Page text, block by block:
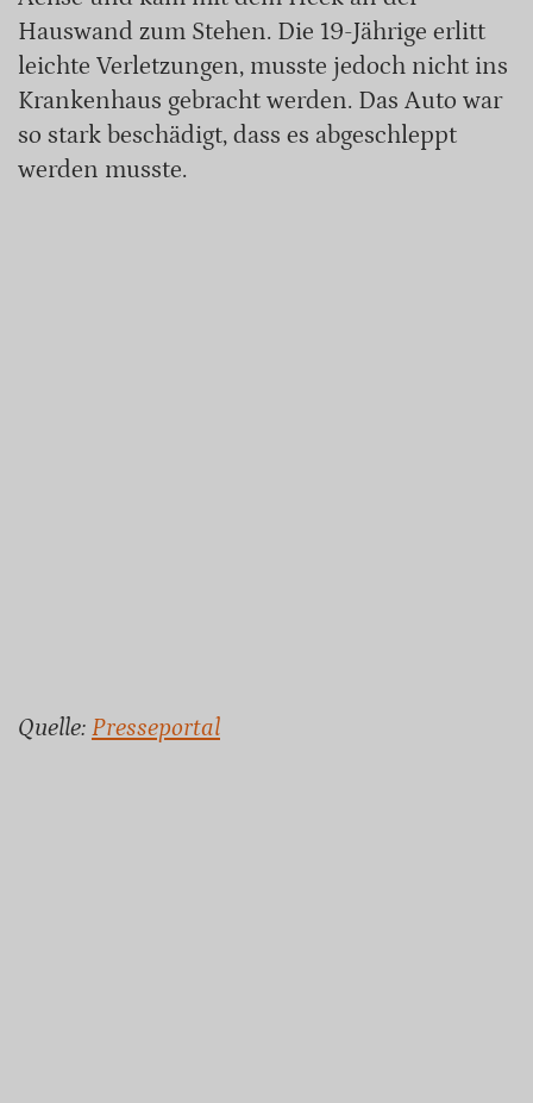
Hauswand zum Stehen. Die 19-Jährige erlitt
leichte Verletzungen, musste jedoch nicht ins
Krankenhaus gebracht werden. Das Auto war
so stark beschädigt, dass es abgeschleppt
werden musste.
Quelle: Presseportal